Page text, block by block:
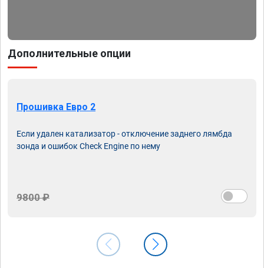
Дополнительные опции
Прошивка Евро 2
Если удален катализатор - отключение заднего лямбда
зонда и ошибок Check Engine по нему
9800 ₽